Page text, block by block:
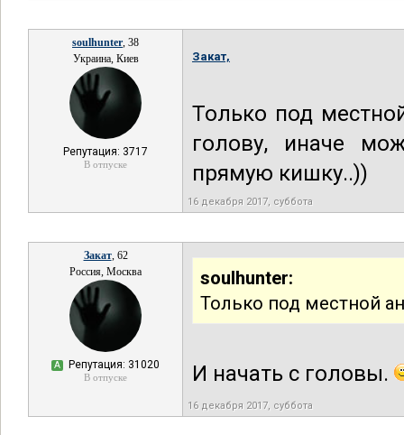
soulhunter, 38
Украина, Киев
Репутация: 3717
В отпуске
Закат,
Только под
голову, иначе
прямую кишку..))
16 декабря 2017, суббота
Закат, 62
Россия, Москва
А Репутация: 31020
В отпуске
soulhunter:
Только под местной
И начать с головы.
16 декабря 2017, суббота